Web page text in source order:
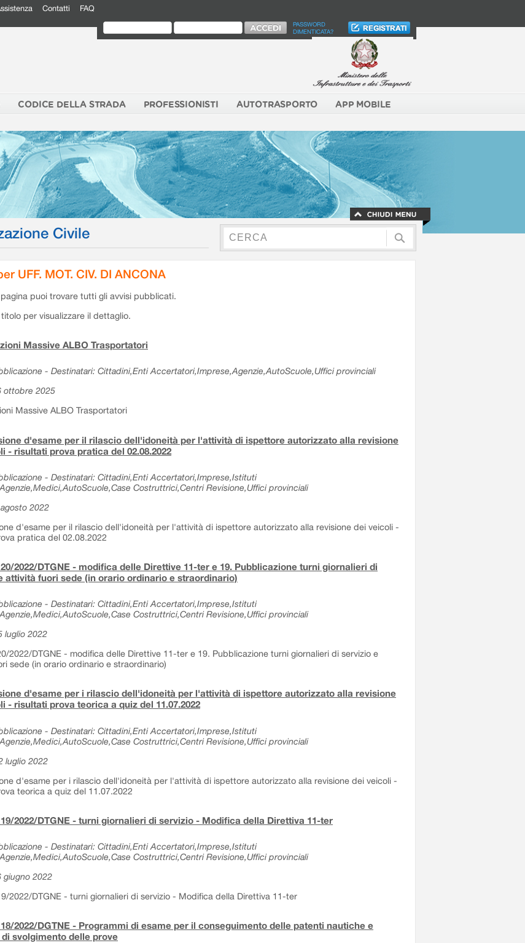
Contatti FAQ
PASSWORD
DIMENTICATA?
CODICE DELLA STRADA PROFESSIONISTI AUTOTRASPORTO APP MOBILE
Civile
UFF. MOT. CIV. DI ANCONA
puoi trovare tutti gli avvisi pubblicati.
per visualizzare il dettaglio.
Massive ALBO Trasportatori
- Destinatari: Cittadini,Enti Accertatori,Imprese,Agenzie,AutoScuole,Uffici provinciali
ottobre 2025
Massive ALBO Trasportatori
d'esame per il rilascio dell'idoneità per l'attività di ispettore autorizzato alla revisione
- risultati prova pratica del 02.08.2022
- Destinatari: Cittadini,Enti Accertatori,Imprese,Istituti
Costruttrici,Centri Revisione,Uffici provinciali
2022
d'esame per il rilascio dell'idoneità per l'attività di ispettore autorizzato alla revisione dei veicoli -
pratica del 02.08.2022
2022/DTGNE - modifica delle Direttive 11-ter e 19. Pubblicazione turni giornalieri di
attività fuori sede (in orario ordinario e straordinario)
- Destinatari: Cittadini,Enti Accertatori,Imprese,Istituti
Costruttrici,Centri Revisione,Uffici provinciali
luglio 2022
2022/DTGNE - modifica delle Direttive 11-ter e 19. Pubblicazione turni giornalieri di servizio e
sede (in orario ordinario e straordinario)
d'esame per i rilascio dell'idoneità per l'attività di ispettore autorizzato alla revisione
- risultati prova teorica a quiz del 11.07.2022
- Destinatari: Cittadini,Enti Accertatori,Imprese,Istituti
Costruttrici,Centri Revisione,Uffici provinciali
luglio 2022
d'esame per i rilascio dell'idoneità per l'attività di ispettore autorizzato alla revisione dei veicoli -
teorica a quiz del 11.07.2022
2022/DTGNE - turni giornalieri di servizio - Modifica della Direttiva 11-ter
- Destinatari: Cittadini,Enti Accertatori,Imprese,Istituti
Costruttrici,Centri Revisione,Uffici provinciali
giugno 2022
2022/DTGNE - turni giornalieri di servizio - Modifica della Direttiva 11-ter
2022/DGTNE - Programmi di esame per il conseguimento delle patenti nautiche e
svolgimento delle prove